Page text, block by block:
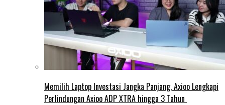
Memilih Laptop Investasi Jangka Panjang, Axioo Lengkapi
Perlindungan Axioo ADP XTRA hingga 3 Tahun